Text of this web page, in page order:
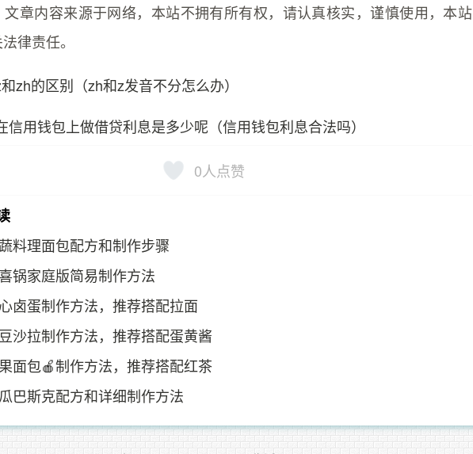
文章内容来源于网络，本站不拥有所有权，请认真核实，谨慎使用，本站
律责任。
zh的区别（zh和z发音不分怎么办）
信用钱包上做借贷利息是多少呢（信用钱包利息合法吗）
0人点赞
料理面包配方和制作步骤
锅家庭版简易制作方法
卤蛋制作方法，推荐搭配拉面
沙拉制作方法，推荐搭配蛋黄酱
面包🍎制作方法，推荐搭配红茶
巴斯克配方和详细制作方法